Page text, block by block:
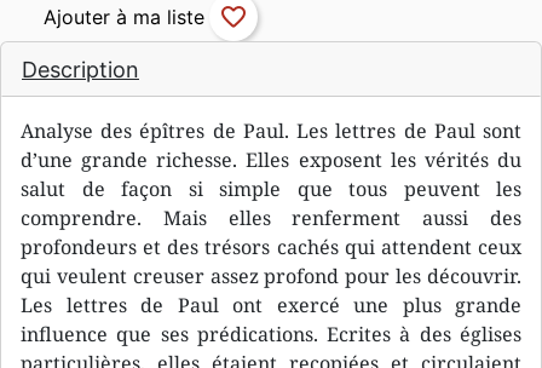
Description
Analyse des épîtres de Paul. Les lettres de Paul sont
d’une grande richesse. Elles exposent les vérités du
salut de façon si simple que tous peuvent les
comprendre. Mais elles renferment aussi des
profondeurs et des trésors cachés qui attendent ceux
qui veulent creuser assez profond pour les découvrir.
Les lettres de Paul ont exercé une plus grande
influence que ses prédications. Ecrites à des églises
particulières, elles étaient recopiées et circulaient
favorite_border